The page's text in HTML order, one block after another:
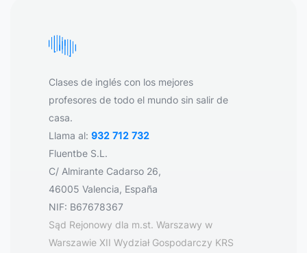
Clases de inglés con los mejores
profesores de todo el mundo sin salir de
casa.
Llama al: 932 712 732
Fluentbe S.L.
C/ Almirante Cadarso 26,
46005 Valencia, España
NIF: B67678367
Sąd Rejonowy dla m.st. Warszawy w
Warszawie XII Wydział Gospodarczy KRS